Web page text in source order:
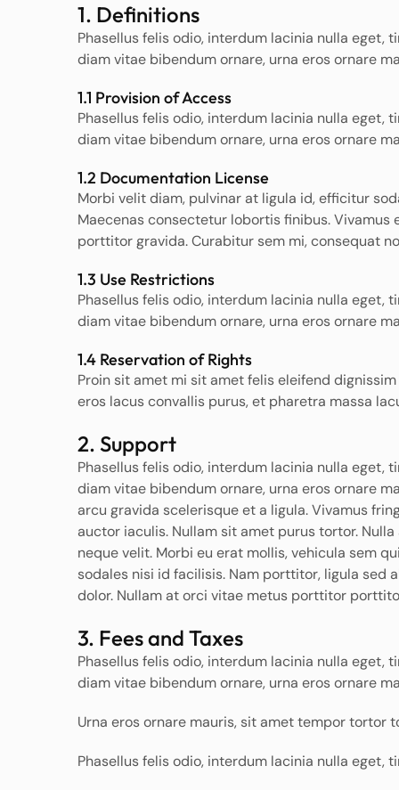
1. Definitions
Phasellus felis odio, interdum lacinia nulla
diam vitae bibendum ornare, urna eros ornare
1.1 Provision of Access
Phasellus felis odio, interdum lacinia nulla
diam vitae bibendum ornare, urna eros ornare
1.2 Documentation License
Morbi velit diam, pulvinar at ligula id, efficitur
Maecenas consectetur lobortis finibus.
porttitor gravida. Curabitur sem mi, consequat
1.3 Use Restrictions
Phasellus felis odio, interdum lacinia nulla
diam vitae bibendum ornare, urna eros ornare
1.4 Reservation of Rights
Proin sit amet mi sit amet felis eleifend
eros lacus convallis purus, et pharetra massa
2. Support
Phasellus felis odio, interdum lacinia nulla
diam vitae bibendum ornare, urna eros ornare
arcu gravida scelerisque et a ligula. Vivamus
auctor iaculis. Nullam sit amet purus tortor.
neque velit. Morbi eu erat mollis, vehicula sem
sodales nisi id facilisis. Nam porttitor, ligula sed
dolor. Nullam at orci vitae metus porttitor
3. Fees and Taxes
Phasellus felis odio, interdum lacinia nulla
diam vitae bibendum ornare, urna eros ornare
Urna eros ornare mauris, sit amet tempor tortor
Phasellus felis odio, interdum lacinia nulla eget,